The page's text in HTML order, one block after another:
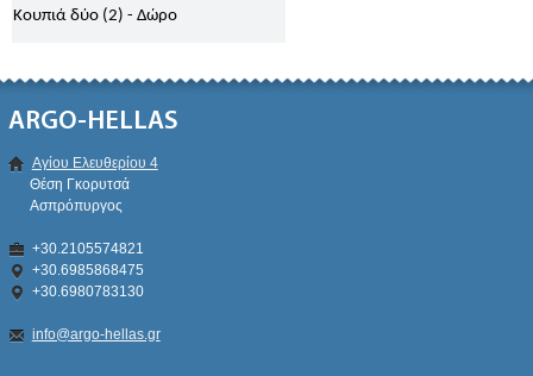
Κουπιά δύο (2) - Δώρο
ARGO-HELLAS
Αγίου Ελευθερίου 4
Θέση Γκορυτσά
Ασπρόπυργος
+30.2105574821
+30.6985868475
+30.6980783130
info@argo-hellas.gr